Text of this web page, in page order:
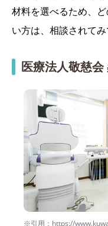
材料を選べるため、
い方は、相談されてみ
医療法人敬慈
※引用：https://